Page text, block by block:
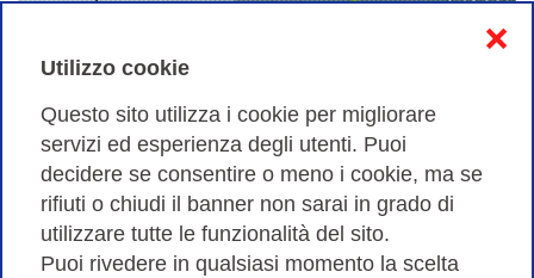
Utilizzo cookie
Questo sito utilizza i cookie per migliorare
servizi ed esperienza degli utenti. Puoi
decidere se consentire o meno i cookie, ma se
rifiuti o chiudi il banner non sarai in grado di
utilizzare tutte le funzionalità del sito.
Puoi rivedere in qualsiasi momento la scelta
❌
Aperte le iscrizioni alla Conferenza GARR
Sono aperte le iscrizioni alla Conferenza GARR
“Sostenibile/Digitale. Dati e tecnologie per il futuro” che
si terrà online dalle 10.00 alle 12.30 dal 7 al 16
giugno.